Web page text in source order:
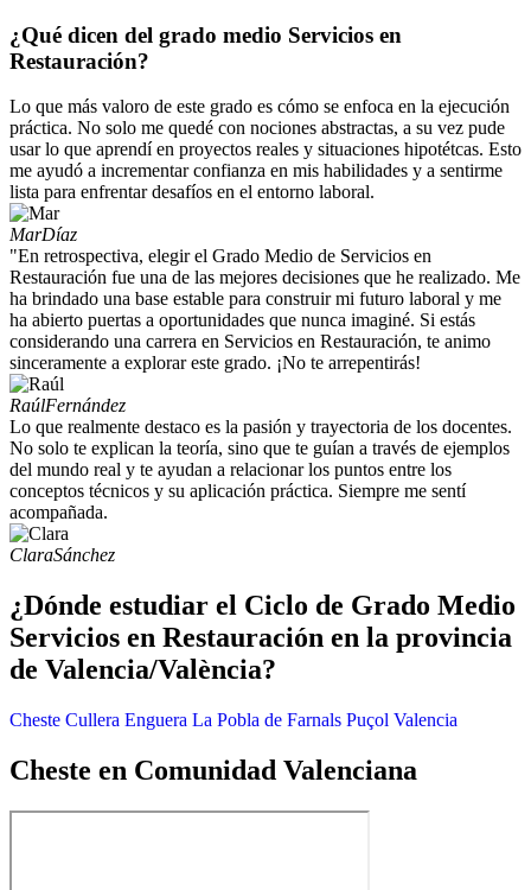
¿Qué dicen del grado medio Servicios en
Restauración?
Lo que más valoro de este grado es cómo se enfoca en la ejecución
práctica. No solo me quedé con nociones abstractas, a su vez pude
usar lo que aprendí en proyectos reales y situaciones hipotétcas. Esto
me ayudó a incrementar confianza en mis habilidades y a sentirme
lista para enfrentar desafíos en el entorno laboral.
MarDíaz
"En retrospectiva, elegir el Grado Medio de Servicios en
Restauración fue una de las mejores decisiones que he realizado. Me
ha brindado una base estable para construir mi futuro laboral y me
ha abierto puertas a oportunidades que nunca imaginé. Si estás
considerando una carrera en Servicios en Restauración, te animo
sinceramente a explorar este grado. ¡No te arrepentirás!
RaúlFernández
Lo que realmente destaco es la pasión y trayectoria de los docentes.
No solo te explican la teoría, sino que te guían a través de ejemplos
del mundo real y te ayudan a relacionar los puntos entre los
conceptos técnicos y su aplicación práctica. Siempre me sentí
acompañada.
ClaraSánchez
¿Dónde estudiar el Ciclo de Grado Medio
Servicios en Restauración en la provincia
de Valencia/València?
Cheste Cullera Enguera La Pobla de Farnals Puçol Valencia
Cheste en Comunidad Valenciana